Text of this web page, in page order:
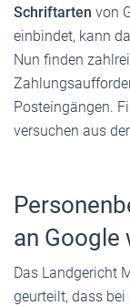
Schriftarten von
einbindet, kann
Nun finden
Posteingängen.
versuchen aus
an
Das Landgericht
geurteilt, dass